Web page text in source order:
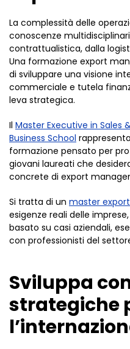
La complessità delle
conoscenze
contrattualistica, dalla
Una formazione export
di sviluppare una visione
commerciale e tutela
leva strategica.
Il Master Executive in Sales
Business School
formazione pensato per
giovani laureati che
concrete di export
Si tratta di un master
esigenze reali delle
basato su casi aziendali,
con professionisti del
Sviluppa
strategiche